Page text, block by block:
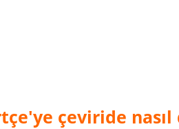
çeviride nasıl